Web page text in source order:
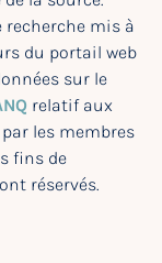
recherche mis à
du portail web
sur le
relatif aux
les membres
fins de
réservés.